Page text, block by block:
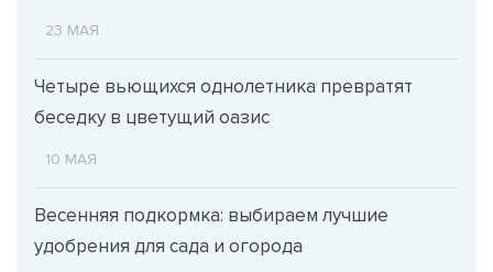
23 МАЯ
Четыре вьющихся однолетника превратят
беседку в цветущий оазис
10 МАЯ
Весенняя подкормка: выбираем лучшие
удобрения для сада и огорода